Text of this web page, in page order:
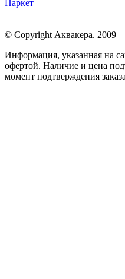
Паркет
© Copyright Аквакера. 2009
Информация, указанная на
офертой. Наличие и цена
момент подтверждения